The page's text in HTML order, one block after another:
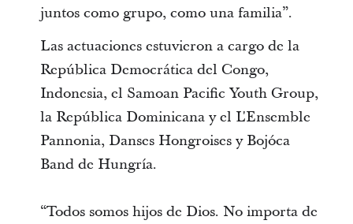
juntos como grupo, como una familia”.
Las actuaciones estuvieron a cargo de la
República Democrática del Congo,
Indonesia, el Samoan Pacific Youth Group,
la República Dominicana y el L'Ensemble
Pannonia, Danses Hongroises y Bojóca
Band de Hungría.
“Todos somos hijos de Dios. No importa de